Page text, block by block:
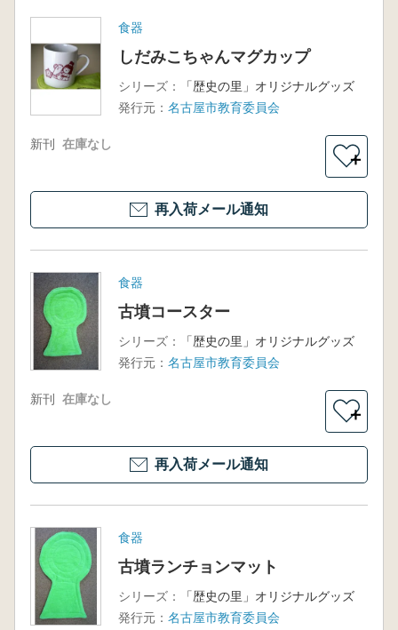
食器
しだみこちゃんマグカップ
シリーズ：
「歴史の里」オリジナルグッズ
発行元： 名古屋市教育委員会
新刊 在庫なし
＋
再入荷メール通知
食器
古墳コースター
シリーズ：
「歴史の里」オリジナルグッズ
発行元： 名古屋市教育委員会
新刊 在庫なし
＋
再入荷メール通知
食器
古墳ランチョンマット
シリーズ：
「歴史の里」オリジナルグッズ
発行元： 名古屋市教育委員会